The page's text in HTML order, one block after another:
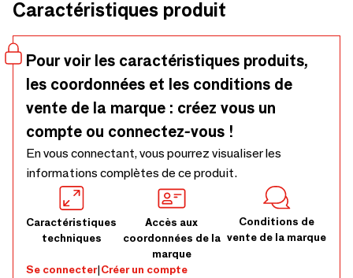
seulement en tant que partie fonctionnelle de la structure,
Caractéristiques produit
Pour voir les caractéristiques produits,
les coordonnées et les conditions de
vente de la marque : créez vous un
compte ou connectez-vous !
En vous connectant, vous pourrez visualiser les
informations complètes de ce produit.
Caractéristiques
techniques
Accès aux
coordonnées de la
marque
Conditions de
vente de la marque
Se connecter|Créer un compte